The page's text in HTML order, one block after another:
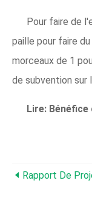
Pour faire de
paille pour faire
morceaux de 1
de subvention sur
Lire: Bénéfice